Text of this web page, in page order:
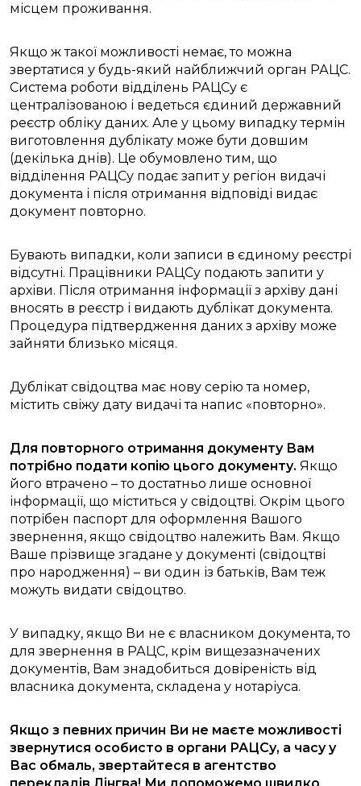
місцем проживання.
Якщо ж такої можливості немає, то можна
звертатися у будь-який найближчий орган РАЦС.
Система роботи відділень РАЦСу є
централізованою і ведеться єдиний державний
реєстр обліку даних. Але у цьому випадку термін
виготовлення дублікату може бути довшим
(декілька днів). Це обумовлено тим, що
відділення РАЦСу подає запит у регіон видачі
документа і після отримання відповіді видає
документ повторно.
Бувають випадки, коли записи в єдиному реєстрі
відсутні. Працівники РАЦСу подають запити у
архіви. Після отримання інформації з архіву дані
вносять в реєстр і видають дублікат документа.
Процедура підтвердження даних з архіву може
зайняти близько місяця.
Дублікат свідоцтва має нову серію та номер,
містить свіжу дату видачі та напис «повторно».
Для повторного отримання документу Вам
потрібно подати копію цього документу. Якщо
його втрачено – то достатньо лише основної
інформації, що міститься у свідоцтві. Окрім цього
потрібен паспорт для оформлення Вашого
звернення, якщо свідоцтво належить Вам. Якщо
Ваше прізвище згадане у документі (свідоцтві
про народження) – ви один із батьків, Вам теж
можуть видати свідоцтво.
У випадку, якщо Ви не є власником документа, то
для звернення в РАЦС, крім вищезазначених
документів, Вам знадобиться довіреність від
власника документа, складена у нотаріуса.
Якщо з певних причин Ви не маєте можливості
звернутися особисто в органи РАЦСу, а часу у
Вас обмаль, звертайтеся в агентство